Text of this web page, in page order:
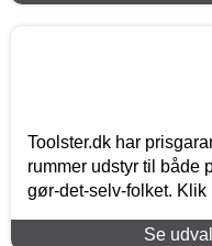
Toolster.dk har
rummer udstyr til både
gør-det-selv-folket. Klik
Se